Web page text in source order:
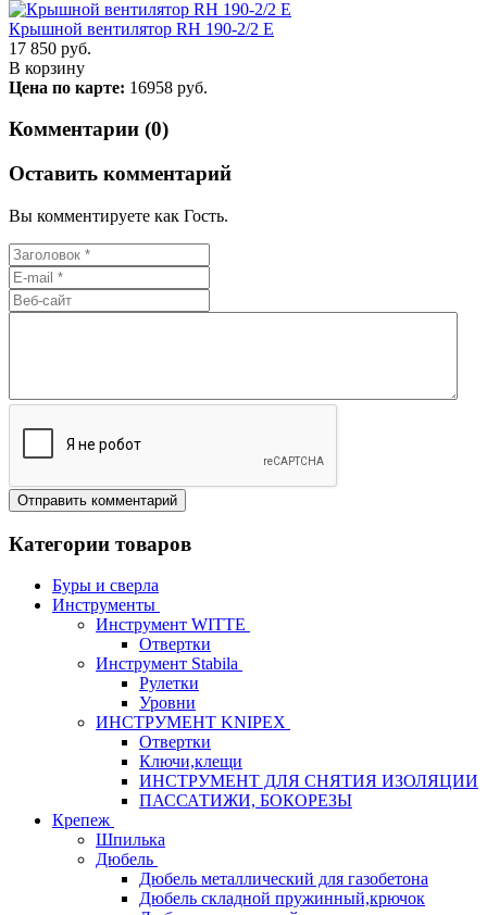
Крышной вентилятор RH 190-2/2 E
17 850 руб.
В корзину
Цена по карте: 16958 руб.
Комментарии (0)
Оставить комментарий
Вы комментируете как Гость.
Категории товаров
Буры и сверла
Инструменты
Инструмент WITTE
Отвертки
Инструмент Stabila
Рулетки
Уровни
ИНСТРУМЕНТ KNIPEX
Отвертки
Ключи,клещи
ИНСТРУМЕНТ ДЛЯ СНЯТИЯ ИЗОЛЯЦИИ
ПАССАТИЖИ, БОКОРЕЗЫ
Крепеж
Шпилька
Дюбель
Дюбель металлический для газобетона
Дюбель складной пружинный,крючок